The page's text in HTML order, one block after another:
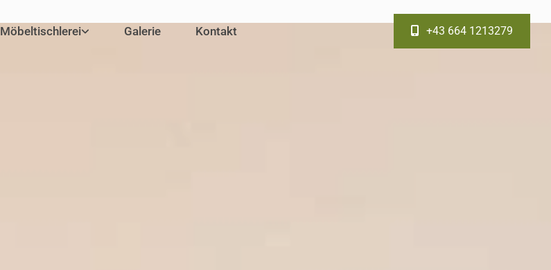
Möbeltischlerei Galerie Kontakt +43 664 1213279